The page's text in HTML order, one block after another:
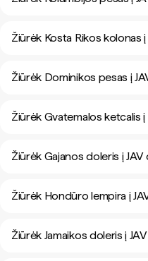
Žiūrėk Kosta Rikos kolonas
Žiūrėk Dominikos pesas į
Žiūrėk Gvatemalos ketcalis
Žiūrėk Gajanos doleris į
Žiūrėk Hondūro lempira į
Žiūrėk Jamaikos doleris į